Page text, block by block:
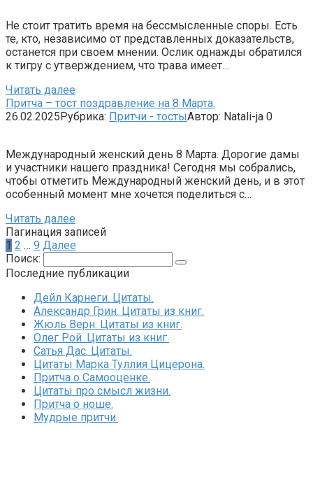
Не стоит тратить время на бессмысленные споры. Есть
те, кто, независимо от представленных доказательств,
останется при своем мнении. Ослик однажды обратился
к тигру с утверждением, что трава имеет…
Читать далее
Притча – тост поздравление на 8 Марта.
26.02.2025Рубрика: Притчи - тостыАвтор: Natali-ja 0
Международный женский день 8 Марта. Дорогие дамы
и участники нашего праздника! Сегодня мы собрались,
чтобы отметить Международный женский день, и в этот
особенный момент мне хочется поделиться с…
Читать далее
Пагинация записей
1 2 … 9 Далее
Поиск:
Последние публикации
Дейл Карнеги. Цитаты.
Александр Грин. Цитаты из книг.
Жюль Верн. Цитаты из книг.
Олег Рой. Цитаты из книг.
Сатья Дас. Цитаты.
Цитаты Марка Туллия Цицерона.
Притча о Самооценке.
Цитаты про смысл жизни.
Притча о ноше.
Мудрые притчи.